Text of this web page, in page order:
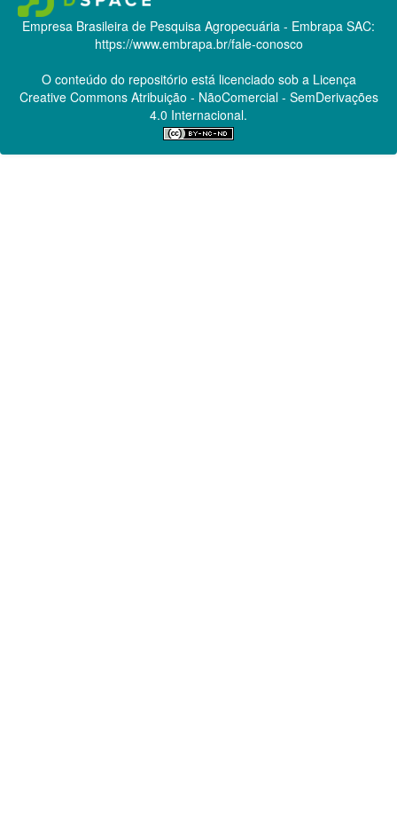
Empresa Brasileira de Pesquisa Agropecuária - Embrapa SAC:
https://www.embrapa.br/fale-conosco
O conteúdo do repositório está licenciado sob a Licença
Creative CommonsAtribuição - NãoComercial - SemDerivações
4.0 Internacional.